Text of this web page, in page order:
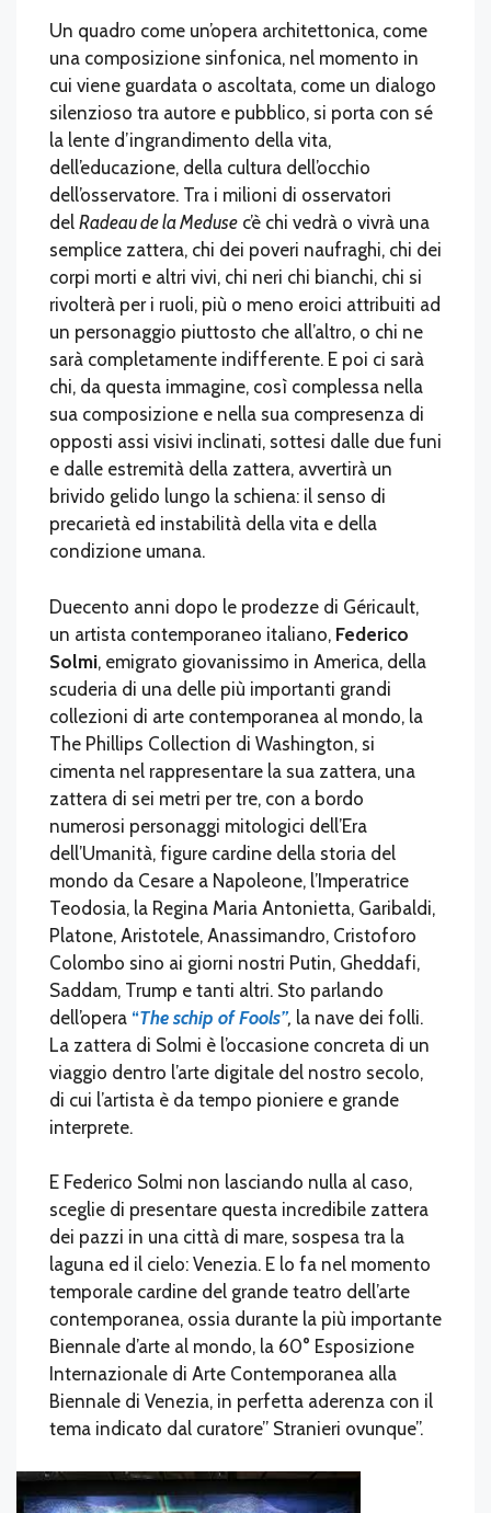
Un quadro come un’opera architettonica, come
una composizione sinfonica, nel momento in
cui viene guardata o ascoltata, come un dialogo
silenzioso tra autore e pubblico, si porta con sé
la lente d’ingrandimento della vita,
dell’educazione, della cultura dell’occhio
dell’osservatore. Tra i milioni di osservatori
del Radeau de la Meduse c’è chi vedrà o vivrà una
semplice zattera, chi dei poveri naufraghi, chi dei
corpi morti e altri vivi, chi neri chi bianchi, chi si
rivolterà per i ruoli, più o meno eroici attribuiti ad
un personaggio piuttosto che all’altro, o chi ne
sarà completamente indifferente. E poi ci sarà
chi, da questa immagine, così complessa nella
sua composizione e nella sua compresenza di
opposti assi visivi inclinati, sottesi dalle due funi
e dalle estremità della zattera, avvertirà un
brivido gelido lungo la schiena: il senso di
precarietà ed instabilità della vita e della
condizione umana.
Duecento anni dopo le prodezze di Géricault,
un artista contemporaneo italiano, Federico
Solmi, emigrato giovanissimo in America, della
scuderia di una delle più importanti grandi
collezioni di arte contemporanea al mondo, la
The Phillips Collection di Washington, si
cimenta nel rappresentare la sua zattera, una
zattera di sei metri per tre, con a bordo
numerosi personaggi mitologici dell’Era
dell’Umanità, figure cardine della storia del
mondo da Cesare a Napoleone, l’Imperatrice
Teodosia, la Regina Maria Antonietta, Garibaldi,
Platone, Aristotele, Anassimandro, Cristoforo
Colombo sino ai giorni nostri Putin, Gheddafi,
Saddam, Trump e tanti altri. Sto parlando
dell’opera “The schip of Fools”, la nave dei folli.
La zattera di Solmi è l’occasione concreta di un
viaggio dentro l’arte digitale del nostro secolo,
di cui l’artista è da tempo pioniere e grande
interprete.
E Federico Solmi non lasciando nulla al caso,
sceglie di presentare questa incredibile zattera
dei pazzi in una città di mare, sospesa tra la
laguna ed il cielo: Venezia. E lo fa nel momento
temporale cardine del grande teatro dell’arte
contemporanea, ossia durante la più importante
Biennale d’arte al mondo, la 60° Esposizione
Internazionale di Arte Contemporanea alla
Biennale di Venezia, in perfetta aderenza con il
tema indicato dal curatore” Stranieri ovunque”.